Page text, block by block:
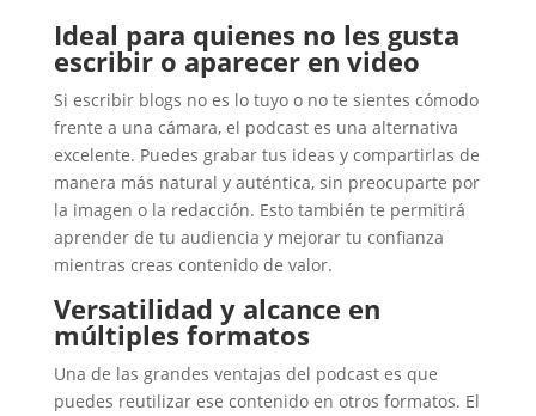
Ideal para quienes no les gusta
escribir o aparecer en video
Si escribir blogs no es lo tuyo o no te sientes cómodo
frente a una cámara, el podcast es una alternativa
excelente. Puedes grabar tus ideas y compartirlas de
manera más natural y auténtica, sin preocuparte por
la imagen o la redacción. Esto también te permitirá
aprender de tu audiencia y mejorar tu confianza
mientras creas contenido de valor.
Versatilidad y alcance en
múltiples formatos
Una de las grandes ventajas del podcast es que
puedes reutilizar ese contenido en otros formatos. El